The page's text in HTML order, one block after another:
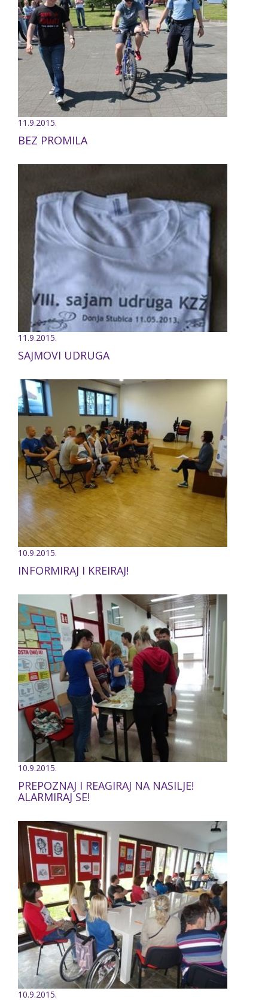
11.9.2015.
BEZ PROMILA
11.9.2015.
SAJMOVI UDRUGA
10.9.2015.
INFORMIRAJ I KREIRAJ!
10.9.2015.
PREPOZNAJ I REAGIRAJ NA NASILJE!
ALARMIRAJ SE!
10.9.2015.